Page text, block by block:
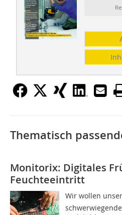
Thematisch
Monitorix: Digitales
Feuchteeintritt
Wir wollen